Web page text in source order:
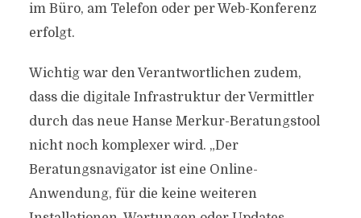
im Büro, am Telefon oder per Web-Konferenz
erfolgt.
Wichtig war den Verantwortlichen zudem,
dass die digitale Infrastruktur der Vermittler
durch das neue Hanse Merkur-Beratungstool
nicht noch komplexer wird. „Der
Beratungsnavigator ist eine Online-
Anwendung, für die keine weiteren